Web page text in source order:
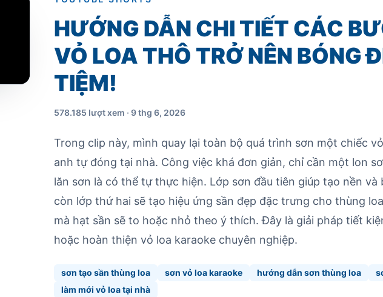
HƯỚNG DẪN CHI TIẾT CÁC
VỎ LOA THÔ TRỞ NÊN BÓNG
TIỆM!
578.185 lượt xem · 9 thg 6, 2026
Trong clip này, mình quay lại toàn bộ quá trình sơn một chiếc
anh tự đóng tại nhà. Công việc khá đơn giản, chỉ cần một lon
lăn sơn là có thể tự thực hiện. Lớp sơn đầu tiên giúp tạo nền
còn lớp thứ hai sẽ tạo hiệu ứng sần đẹp đặc trưng cho thùng
mà hạt sần sẽ to hoặc nhỏ theo ý thích. Đây là giải pháp tiết
hoặc hoàn thiện vỏ loa karaoke chuyên nghiệp.
sơn tạo sần thùng loa sơn vỏ loa karaoke hướng dẫn sơn thùng loa
làm mới vỏ loa tại nhà